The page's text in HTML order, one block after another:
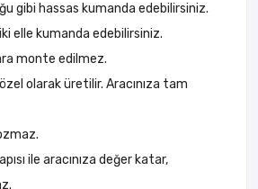
gibi hassas kumanda edebilirsiniz.
elle kumanda edebilirsiniz.
monte edilmez.
olarak üretilir. Aracınıza tam
ile aracınıza değer katar,